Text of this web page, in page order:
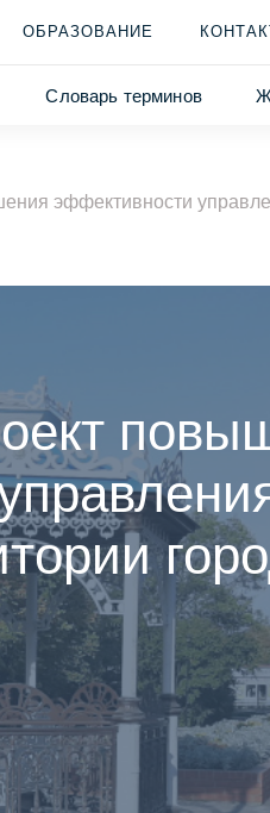
ОБРАЗОВАНИЕ
Словарь терминов
эффективности